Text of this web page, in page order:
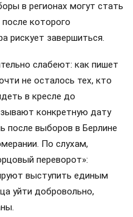
в регионах могут стать
которого
рискует завершиться.
слабеют: как пишет
не осталось тех, кто
в кресле до
конкретную дату
после выборов в Берлине
По слухам,
переворот»:
выступить единым
уйти добровольно,